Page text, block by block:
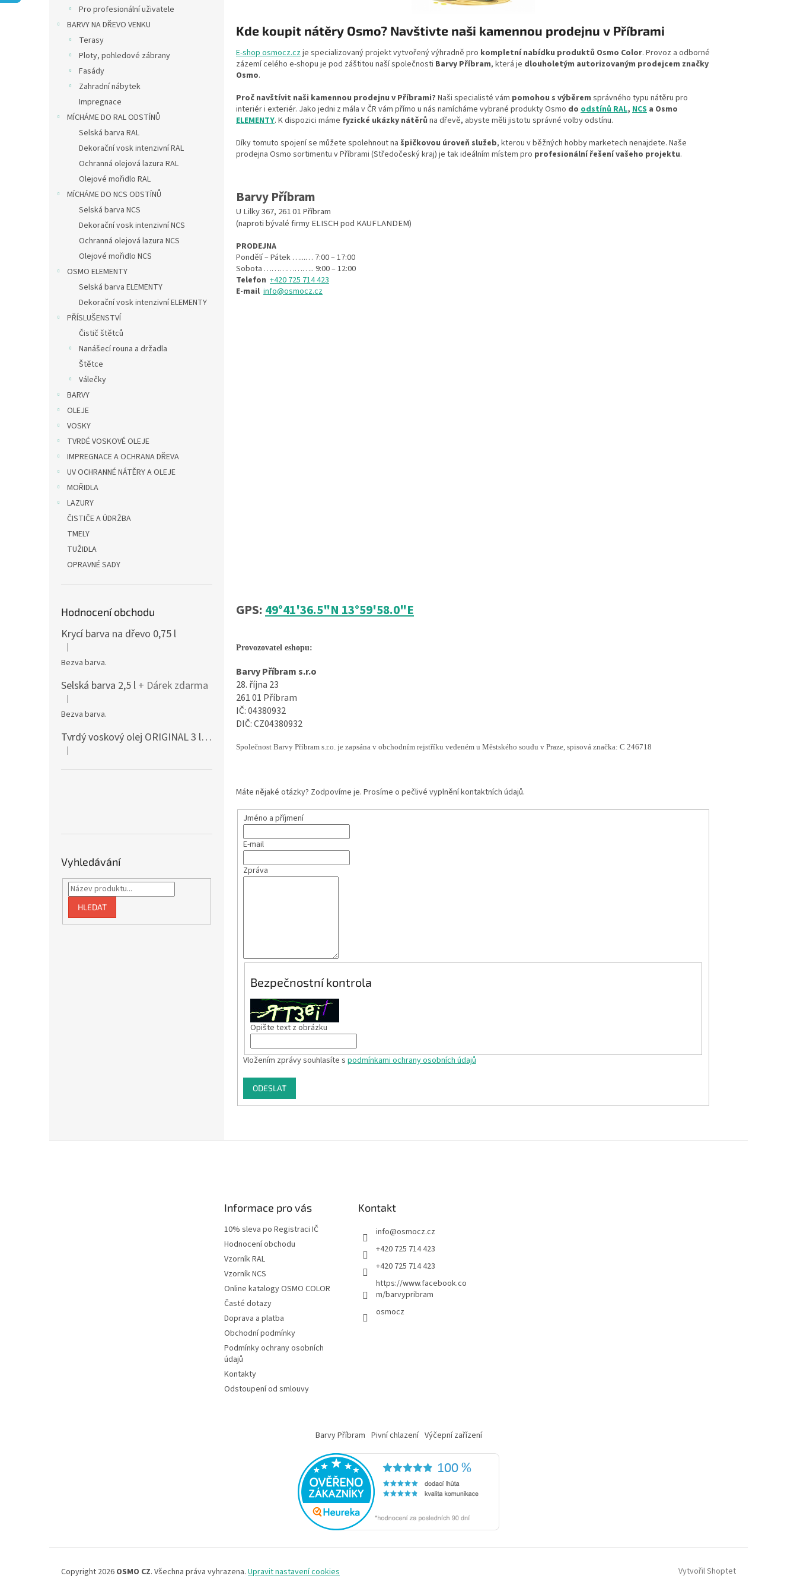
Pro profesionální uživatele
BARVY NA DŘEVO VENKU
Terasy
Ploty, pohledové zábrany
Fasády
Zahradní nábytek
Impregnace
MÍCHÁME DO RAL ODSTÍNŮ
Selská barva RAL
Dekorační vosk intenzivní RAL
Ochranná olejová lazura RAL
Olejové mořidlo RAL
MÍCHÁME DO NCS ODSTÍNŮ
Selská barva NCS
Dekorační vosk intenzivní NCS
Ochranná olejová lazura NCS
Olejové mořidlo NCS
OSMO ELEMENTY
Selská barva ELEMENTY
Dekorační vosk intenzivní ELEMENTY
PŘÍSLUŠENSTVÍ
Čistič štětců
Nanášecí rouna a držadla
Štětce
Válečky
BARVY
OLEJE
VOSKY
TVRDÉ VOSKOVÉ OLEJE
IMPREGNACE A OCHRANA DŘEVA
UV OCHRANNÉ NÁTĚRY A OLEJE
MOŘIDLA
LAZURY
ČISTIČE A ÚDRŽBA
TMELY
TUŽIDLA
OPRAVNÉ SADY
Hodnocení obchodu
Krycí barva na dřevo 0,75 l
Hodnocení produktu je 5 z 5 hvězdiček.
|
Bezva barva.
Selská barva 2,5 l + Dárek zdarma
Hodnocení produktu je 5 z 5 hvězdiček.
|
Bezva barva.
Tvrdý voskový olej ORIGINAL 3 l mat 3062
Hodnocení produktu je 5 z 5 hvězdiček.
|
Vyhledávání
HLEDAT
Kde koupit nátěry Osmo? Navštivte naši kamennou prodejnu v Příbrami
E-shop osmocz.czje specializovaný projekt vytvořený výhradně pro kompletní nabídku produktů Osmo Color. Provoz a odborné
zázemí celého e-shopu je pod záštitou naší společnosti Barvy Příbram, která je dlouholetým autorizovaným prodejcem značky
Osmo.
Proč navštívit naši kamennou prodejnu v Příbrami? Naši specialisté vám pomohou s výběrem správného typu nátěru pro
interiér i exteriér. Jako jedni z mála v ČR vám přímo u nás namícháme vybrané produkty Osmo do odstínů RAL, NCS a Osmo
ELEMENTY. K dispozici máme fyzické ukázky nátěrů na dřevě, abyste měli jistotu správné volby odstínu.
Díky tomuto spojení se můžete spolehnout na špičkovou úroveň služeb, kterou v běžných hobby marketech nenajdete. Naše
prodejna Osmo sortimentu v Příbrami (Středočeský kraj) je tak ideálním místem pro profesionální řešení vašeho projektu.
Barvy Příbram
U Lilky 367, 261 01 Příbram
(naproti bývalé firmy ELISCH pod KAUFLANDEM)
PRODEJNA
Pondělí – Pátek …...… 7:00 – 17:00
Sobota ……………….. 9:00 – 12:00
Telefon +420 725 714 423
E-mail info@osmocz.cz
GPS: 49°41'36.5"N 13°59'58.0"E
Provozovatel eshopu:
Barvy Příbram s.r.o
28. října 23
261 01 Příbram
IČ: 04380932
DIČ: CZ04380932
Společnost Barvy Příbram s.r.o. je zapsána v obchodním rejstříku vedeném u Městského soudu v Praze, spisová značka: C 246718
Máte nějaké otázky? Zodpovíme je. Prosíme o pečlivé vyplnění kontaktních údajů.
Jméno a příjmení
E-mail
Zpráva
Bezpečnostní kontrola
Opište text z obrázku
Vložením zprávy souhlasíte s podmínkami ochrany osobních údajů
ODESLAT
Informace pro vás
10% sleva po Registraci IČ
Hodnocení obchodu
Vzorník RAL
Vzorník NCS
Online katalogy OSMO COLOR
Časté dotazy
Doprava a platba
Obchodní podmínky
Podmínky ochrany osobních
údajů
Kontakty
Odstoupení od smlouvy
Kontakt
info@osmocz.cz
+420 725 714 423
+420 725 714 423
https://www.facebook.co
m/barvypribram
osmocz
Barvy Příbram Pivní chlazení Výčepní zařízení
Vytvořil Shoptet
Copyright 2026 OSMO CZ. Všechna práva vyhrazena. Upravit nastavení cookies